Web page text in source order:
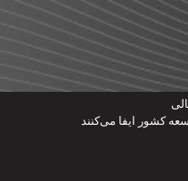
کشور ایفا می‌کنند